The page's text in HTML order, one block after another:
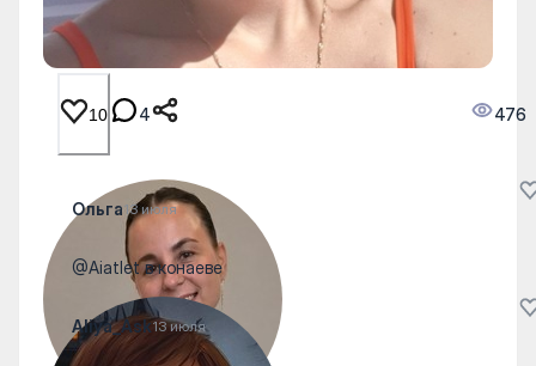
10 4 476
Ольга13 июля
@Aiatlet в конаеве
Aliya_Ask13 июля